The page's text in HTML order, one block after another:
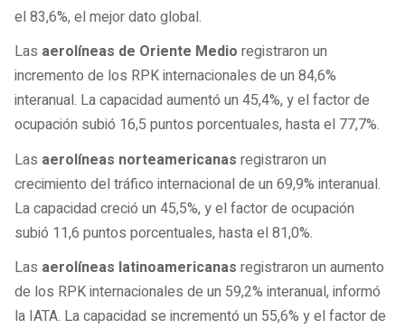
el 83,6%, el mejor dato global.
Las aerolíneas de Oriente Medio registraron un
incremento de los RPK internacionales de un 84,6%
interanual. La capacidad aumentó un 45,4%, y el factor de
ocupación subió 16,5 puntos porcentuales, hasta el 77,7%.
Las aerolíneas norteamericanas registraron un
crecimiento del tráfico internacional de un 69,9% interanual.
La capacidad creció un 45,5%, y el factor de ocupación
subió 11,6 puntos porcentuales, hasta el 81,0%.
Las aerolíneas latinoamericanas registraron un aumento
de los RPK internacionales de un 59,2% interanual, informó
la IATA. La capacidad se incrementó un 55,6% y el factor de